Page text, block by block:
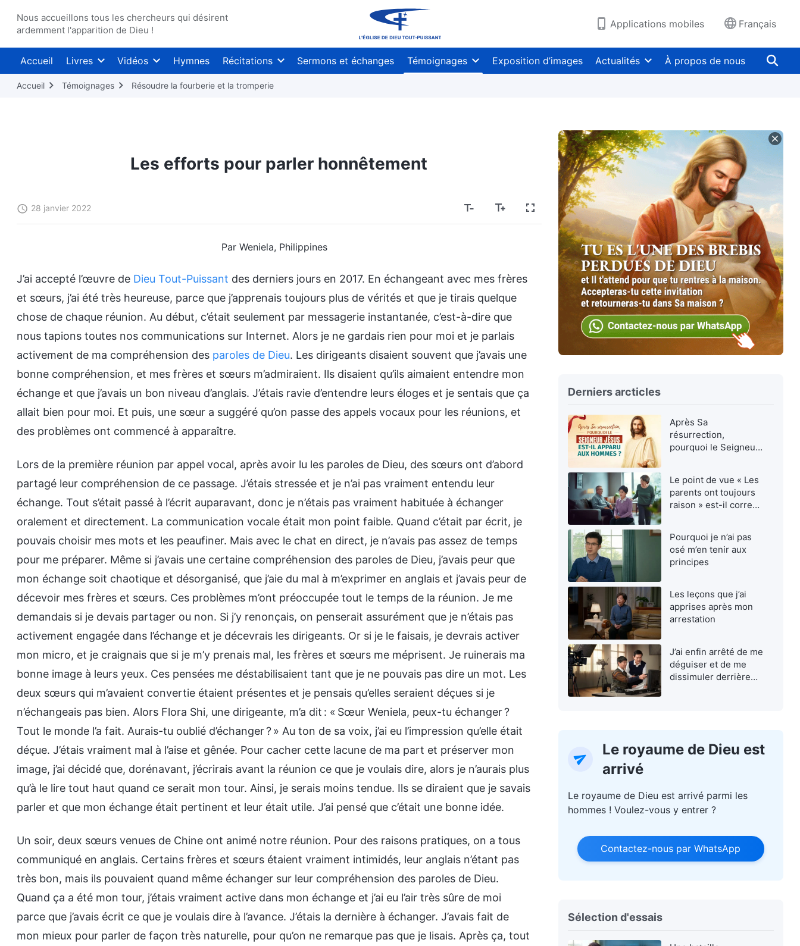
Nous accueillons tous les chercheurs qui désirent
ardemment l'apparition de Dieu !
Applications mobiles Français
Accueil Livres Vidéos Hymnes Récitations Sermons et échanges Témoignages Exposition d’images Actualités À propos de nous
Accueil Témoignages Résoudre la fourberie et la tromperie
Les efforts pour parler honnêtement
28 janvier 2022
Par Weniela, Philippines
J’ai accepté l’œuvre de Dieu Tout-Puissant des derniers jours en 2017. En échangeant avec mes frères
et sœurs, j’ai été très heureuse, parce que j’apprenais toujours plus de vérités et que je tirais quelque
chose de chaque réunion. Au début, c’était seulement par messagerie instantanée, c’est-à-dire que
nous tapions toutes nos communications sur Internet. Alors je ne gardais rien pour moi et je parlais
activement de ma compréhension des paroles de Dieu. Les dirigeants disaient souvent que j’avais une
bonne compréhension, et mes frères et sœurs m’admiraient. Ils disaient qu’ils aimaient entendre mon
échange et que j’avais un bon niveau d’anglais. J’étais ravie d’entendre leurs éloges et je sentais que ça
allait bien pour moi. Et puis, une sœur a suggéré qu’on passe des appels vocaux pour les réunions, et
des problèmes ont commencé à apparaître.
Lors de la première réunion par appel vocal, après avoir lu les paroles de Dieu, des sœurs ont d’abord
partagé leur compréhension de ce passage. J’étais stressée et je n’ai pas vraiment entendu leur
échange. Tout s’était passé à l’écrit auparavant, donc je n’étais pas vraiment habituée à échanger
oralement et directement. La communication vocale était mon point faible. Quand c’était par écrit, je
pouvais choisir mes mots et les peaufiner. Mais avec le chat en direct, je n’avais pas assez de temps
pour me préparer. Même si j’avais une certaine compréhension des paroles de Dieu, j’avais peur que
mon échange soit chaotique et désorganisé, que j’aie du mal à m’exprimer en anglais et j’avais peur de
décevoir mes frères et sœurs. Ces problèmes m’ont préoccupée tout le temps de la réunion. Je me
demandais si je devais partager ou non. Si j’y renonçais, on penserait assurément que je n’étais pas
activement engagée dans l’échange et je décevrais les dirigeants. Or si je le faisais, je devrais activer
mon micro, et je craignais que si je m’y prenais mal, les frères et sœurs me méprisent. Je ruinerais ma
bonne image à leurs yeux. Ces pensées me déstabilisaient tant que je ne pouvais pas dire un mot. Les
deux sœurs qui m’avaient convertie étaient présentes et je pensais qu’elles seraient déçues si je
n’échangeais pas bien. Alors Flora Shi, une dirigeante, m’a dit : « Sœur Weniela, peux-tu échanger ?
Tout le monde l’a fait. Aurais-tu oublié d’échanger ? » Au ton de sa voix, j’ai eu l’impression qu’elle était
déçue. J’étais vraiment mal à l’aise et gênée. Pour cacher cette lacune de ma part et préserver mon
image, j’ai décidé que, dorénavant, j’écrirais avant la réunion ce que je voulais dire, alors je n’aurais plus
qu’à le lire tout haut quand ce serait mon tour. Ainsi, je serais moins tendue. Ils se diraient que je savais
parler et que mon échange était pertinent et leur était utile. J’ai pensé que c’était une bonne idée.
Un soir, deux sœurs venues de Chine ont animé notre réunion. Pour des raisons pratiques, on a tous
communiqué en anglais. Certains frères et sœurs étaient vraiment intimidés, leur anglais n’étant pas
très bon, mais ils pouvaient quand même échanger sur leur compréhension des paroles de Dieu.
Quand ça a été mon tour, j’étais vraiment active dans mon échange et j’ai eu l’air très sûre de moi
parce que j’avais écrit ce que je voulais dire à l’avance. J’étais la dernière à échanger. J’avais fait de
mon mieux pour parler de façon très naturelle, pour qu’on ne remarque pas que je lisais. Après ça, tout
Derniers arcticles
Après Sa
résurrection,
pourquoi le Seigneur
Le point de vue « Les
parents ont toujours
raison » est-il correct
Pourquoi je n’ai pas
osé m’en tenir aux
principes
Les leçons que j’ai
apprises après mon
arrestation
J’ai enfin arrêté de me
déguiser et de me
dissimuler derrière
Le royaume de Dieu est
arrivé
Le royaume de Dieu est arrivé parmi les
hommes ! Voulez-vous y entrer ?
Contactez-nous par WhatsApp
Sélection d'essais